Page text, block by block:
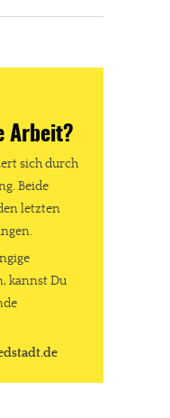
Partnerprofile und
in den letzten Monaten
schätzen,
unterstützen.
Arbeit?
sich durch
Beide
letzten
kannst Du